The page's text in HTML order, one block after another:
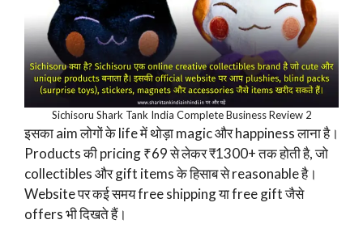
Sichisoru Shark Tank India Complete Business Review 2
इसका aim लोगों के life में थोड़ा magic और happiness लाना है।
Products की pricing ₹69 से लेकर ₹1300+ तक होती है, जो
collectibles और gift items के हिसाब से reasonable है।
Website पर कई समय free shipping या free gift जैसे
offers भी दिखते हैं।